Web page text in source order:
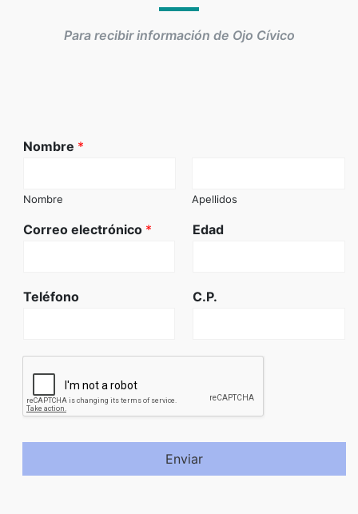
Para recibir información de Ojo Cívico
Nombre *
Nombre Apellidos
Correo electrónico * Edad
Teléfono C.P.
Enviar